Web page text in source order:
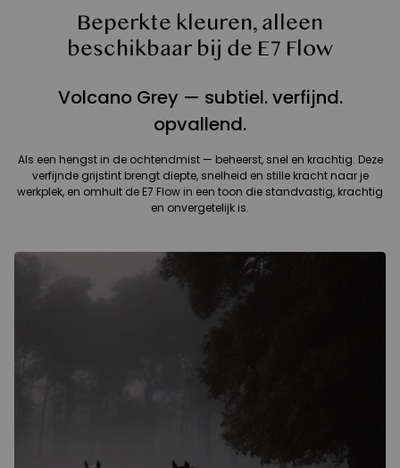
Beperkte kleuren, alleen
beschikbaar bij de E7 Flow
Volcano Grey — subtiel. verfijnd.
opvallend.
Als een hengst in de ochtendmist — beheerst, snel en krachtig. Deze
verfijnde grijstint brengt diepte, snelheid en stille kracht naar je
werkplek, en omhult de E7 Flow in een toon die standvastig, krachtig
en onvergetelijk is.